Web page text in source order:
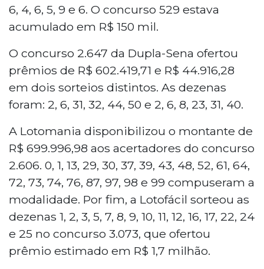
6, 4, 6, 5, 9 e 6. O concurso 529 estava
acumulado em R$ 150 mil.
O concurso 2.647 da Dupla-Sena ofertou
prêmios de R$ 602.419,71 e R$ 44.916,28
em dois sorteios distintos. As dezenas
foram: 2, 6, 31, 32, 44, 50 e 2, 6, 8, 23, 31, 40.
A Lotomania disponibilizou o montante de
R$ 699.996,98 aos acertadores do concurso
2.606. 0, 1, 13, 29, 30, 37, 39, 43, 48, 52, 61, 64,
72, 73, 74, 76, 87, 97, 98 e 99 compuseram a
modalidade. Por fim, a Lotofácil sorteou as
dezenas 1, 2, 3, 5, 7, 8, 9, 10, 11, 12, 16, 17, 22, 24
e 25 no concurso 3.073, que ofertou
prêmio estimado em R$ 1,7 milhão.